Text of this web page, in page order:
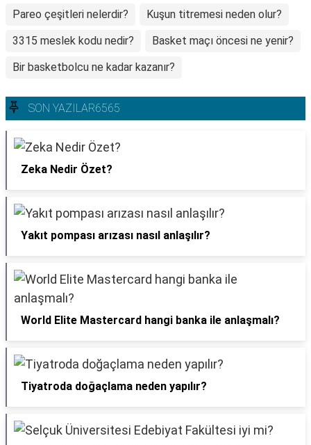
Pareo çeşitleri nelerdir?
Kuşun titremesi neden olur?
3315 meslek kodu nedir?
Basket maçı öncesi ne yenir?
Bir basketbolcu ne kadar kazanır?
SON YAZILAR6565
Zeka Nedir Özet?
Yakıt pompası arızası nasıl anlaşılır?
World Elite Mastercard hangi banka ile anlaşmalı?
Tiyatroda doğaçlama neden yapılır?